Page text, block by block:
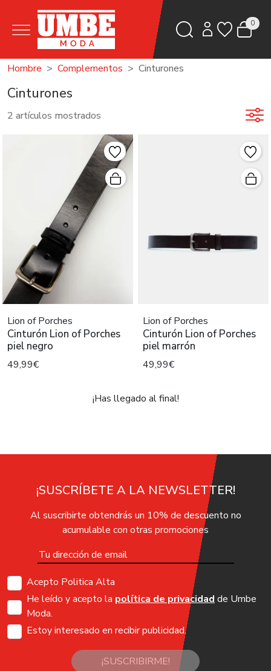
0
Hombre Complementos Cinturones
Cinturones
2 artículos mostrados
Lion of Porches
Cinturón Lion of Porches
piel negro
49,99€
Lion of Porches
Cinturón Lion of Porches
piel marrón
49,99€
¡Has llegado al final!
¡SUSCRÍBETE A LA NEWSLETTER!
Al suscribirte obtendrás un 10% de descuento no
acumulable con otras promociones
Acepto Politica Alta
He leído y acepto la política de privacidad de Umbe
Moda.
Estoy interesado en recibir publicidad.
¡SUSCRIBIRME!